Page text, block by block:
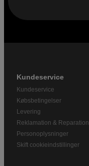
Kundeservice
Kundeservice
Købsbetingelser
Levering
Reklamation & Reparation
Personoplysninger
Skift cookieindstillinger